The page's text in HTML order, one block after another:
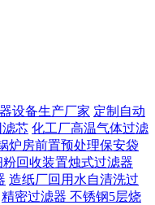
设备生产厂家 定制自动
芯 化工厂高温气体过滤
炉房前置预处理保安袋
回收装置烛式过滤器
造纸厂回用水自清洗过
精密过滤器 不锈钢5层烧